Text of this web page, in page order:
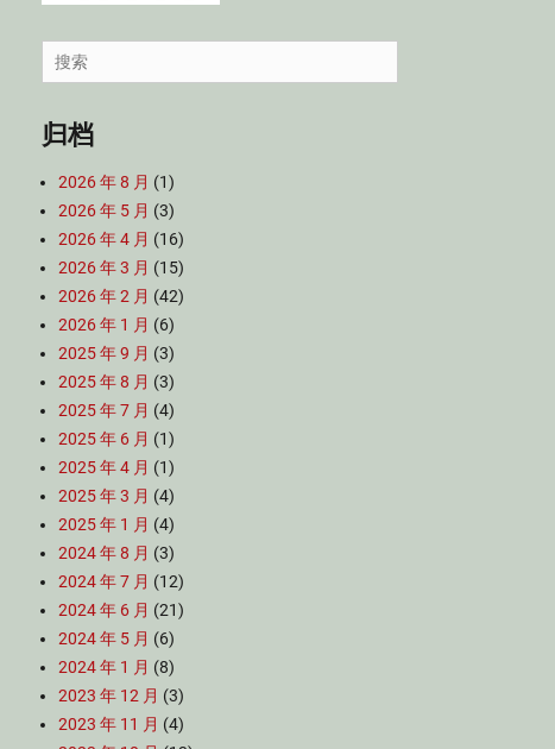
Search
for:
归档
2026 年 8 月 (1)
2026 年 5 月 (3)
2026 年 4 月 (16)
2026 年 3 月 (15)
2026 年 2 月 (42)
2026 年 1 月 (6)
2025 年 9 月 (3)
2025 年 8 月 (3)
2025 年 7 月 (4)
2025 年 6 月 (1)
2025 年 4 月 (1)
2025 年 3 月 (4)
2025 年 1 月 (4)
2024 年 8 月 (3)
2024 年 7 月 (12)
2024 年 6 月 (21)
2024 年 5 月 (6)
2024 年 1 月 (8)
2023 年 12 月 (3)
2023 年 11 月 (4)